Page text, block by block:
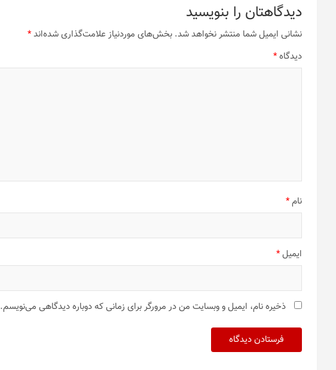
دیدگاهتان را بنویسید
نشانی ایمیل شما منتشر نخواهد شد. بخش‌های موردنیاز علامت‌گذاری شده‌اند*
دیدگاه*
نام*
ایمیل*
ذخیره نام، ایمیل و وبسایت من در مرورگر برای زمانی که دوباره دیدگاهی می‌نویسم.